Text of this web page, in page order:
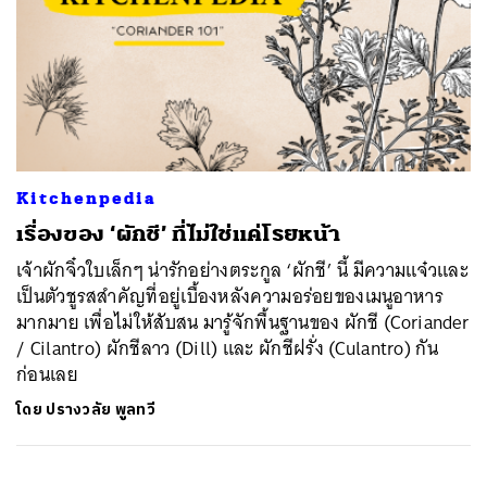
Kitchenpedia
เรื่องของ ‘ผักชี’ ที่ไม่ใช่แค่โรยหน้า
เจ้าผักจิ๋วใบเล็กๆ น่ารักอย่างตระกูล ‘ผักชี’ นี้ มีความแจ๋วและ
เป็นตัวชูรสสำคัญที่อยู่เบื้องหลังความอร่อยของเมนูอาหาร
มากมาย เพื่อไม่ให้สับสน มารู้จักพื้นฐานของ ผักชี (Coriander
/ Cilantro) ผักชีลาว (Dill) และ ผักชีฝรั่ง (Culantro) กัน
ก่อนเลย
โดย ปรางวลัย พูลทวี